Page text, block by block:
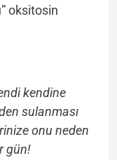
oksitosin
kendine
sulanması
onu neden
gün!